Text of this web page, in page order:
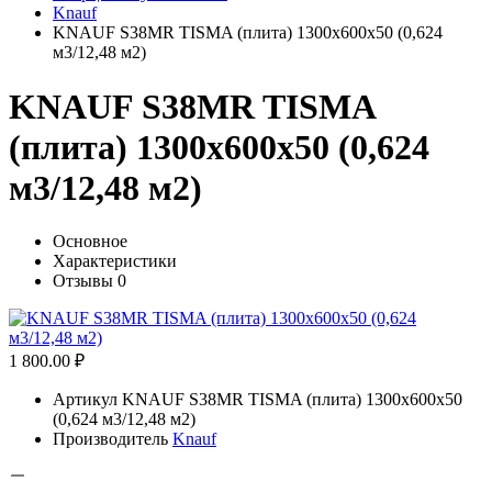
Knauf
KNAUF S38MR TISMA (плита) 1300х600х50 (0,624
м3/12,48 м2)
KNAUF S38MR TISMA
(плита) 1300х600х50 (0,624
м3/12,48 м2)
Основное
Характеристики
Отзывы 0
1 800.00 ₽
Артикул KNAUF S38MR TISMA (плита) 1300х600х50
(0,624 м3/12,48 м2)
Производитель Knauf